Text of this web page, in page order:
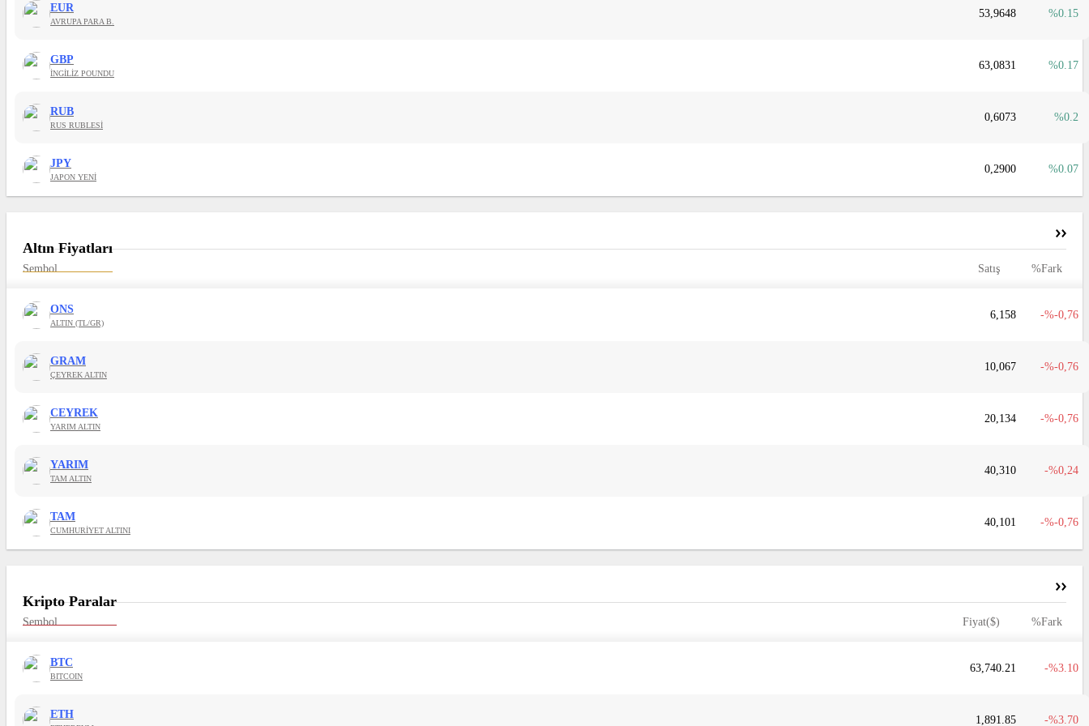
EUR
AVRUPA PARA B.
53,9648 0.15
GBP
İNGİLİZ POUNDU
63,0831 0.17
RUB
RUS RUBLESİ
0,6073 0.2
JPY
JAPON YENİ
0,2900 0.07
Altın Fiyatları
Sembol Satış %Fark
ONS
ALTIN (TL/GR)
6,158 -0,76
GRAM
ÇEYREK ALTIN
10,067 -0,76
CEYREK
YARIM ALTIN
20,134 -0,76
YARIM
TAM ALTIN
40,310 0,24
TAM
CUMHURIYET ALTINI
40,101 -0,76
Kripto Paralar
Sembol Fiyat($) %Fark
BTC
BITCOIN
63,740.21 3.10
ETH 1,891.85 3.70